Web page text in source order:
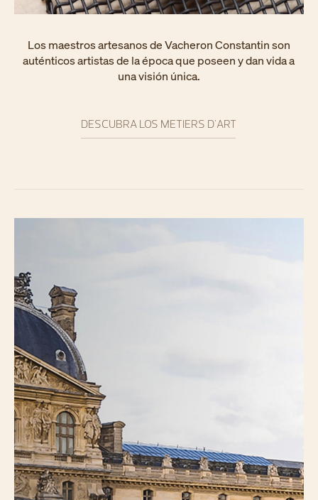
Los maestros artesanos de Vacheron Constantin son
auténticos artistas de la época que poseen y dan vida a
una visión única.
DESCUBRA LOS METIERS D'ART